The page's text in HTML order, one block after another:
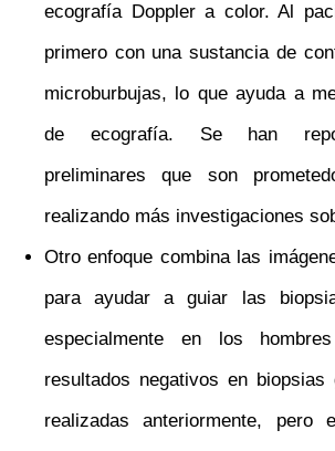
ecografía Doppler a color. Al
primero con una sustancia de
microburbujas, lo que ayuda a
de ecografía. Se han
preliminares que son
realizando más investigaciones
Otro enfoque combina las
para ayudar a guiar las
especialmente en los
resultados negativos en biopsias
realizadas anteriormente, pero